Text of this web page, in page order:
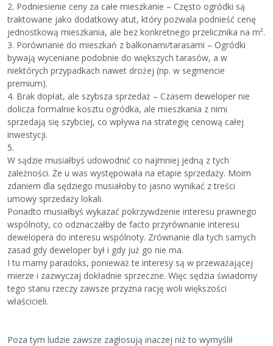
2. Podniesienie ceny za całe mieszkanie – Często ogródki są
traktowane jako dodatkowy atut, który pozwala podnieść cenę
jednostkową mieszkania, ale bez konkretnego przelicznika na m².
3. Porównanie do mieszkań z balkonami/tarasami – Ogródki
bywają wyceniane podobnie do większych tarasów, a w
niektórych przypadkach nawet drożej (np. w segmencie
premium).
4. Brak dopłat, ale szybsza sprzedaż – Czasem deweloper nie
dolicza formalnie kosztu ogródka, ale mieszkania z nimi
sprzedają się szybciej, co wpływa na strategię cenową całej
inwestycji.
5.
W sądzie musiałbyś udowodnić co najmniej jedną z tych
zależności. Że u was występowała na etapie sprzedaży. Moim
zdaniem dla sędziego musiałoby to jasno wynikać z treści
umowy sprzedaży lokali.
Ponadto musiałbyś wykazać pokrzywdzenie interesu prawnego
wspólnoty, co odznaczałby de facto przyrównanie interesu
dewelopera do interesu wspólnoty. Zrównanie dla tych samych
zasad gdy deweloper był i gdy już go nie ma.
I tu mamy paradoks, ponieważ te interesy są w przeważającej
mierze i zazwyczaj dokładnie sprzeczne. Więc sędzia świadomy
tego stanu rzeczy zawsze przyzna rację woli większości
właścicieli.
Poza tym ludzie zawsze zagłosują inaczej niż to wymyślił